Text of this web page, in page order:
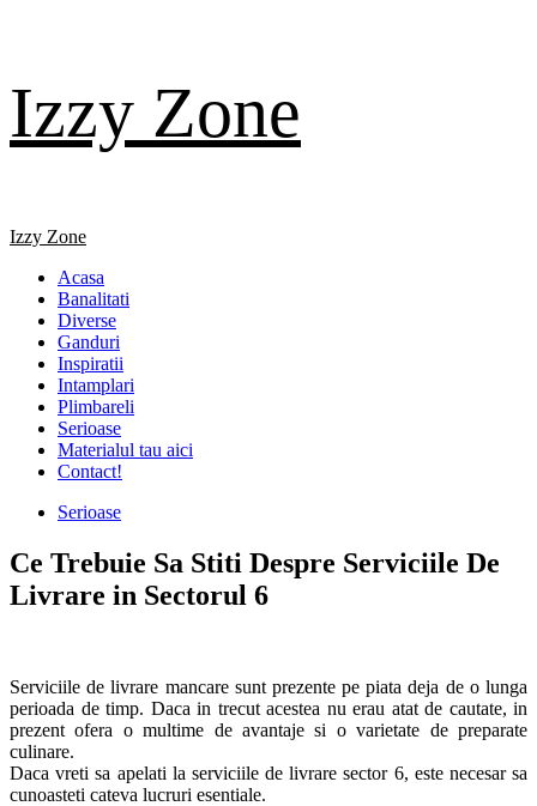
content
Izzy Zone
Primary
Izzy Zone
Acasa
Banalitati
Diverse
Ganduri
Inspiratii
Intamplari
Plimbareli
Serioase
Materialul tau aici
Contact!
Serioase
Ce Trebuie Sa Stiti Despre Serviciile De
Livrare in Sectorul 6
Serviciile de livrare mancare sunt prezente pe piata deja de o lunga
perioada de timp. Daca in trecut acestea nu erau atat de cautate, in
prezent ofera o multime de avantaje si o varietate de preparate
culinare.
Daca vreti sa apelati la serviciile de livrare sector 6, este necesar sa
cunoasteti cateva lucruri esentiale.